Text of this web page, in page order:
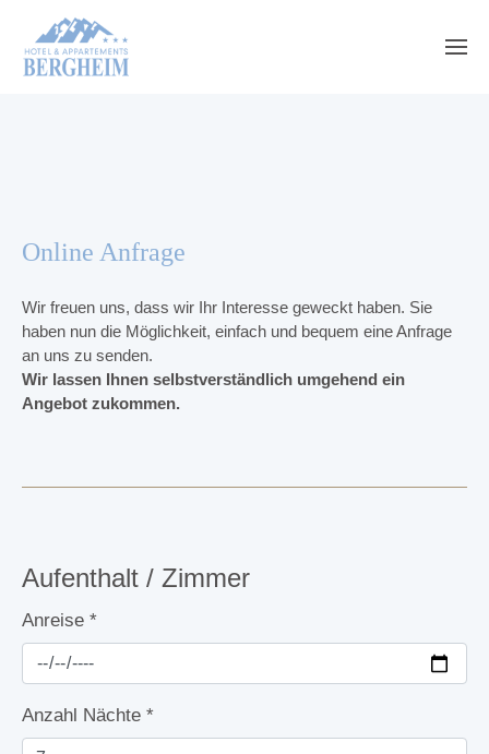
Online Anfrage
Wir freuen uns, dass wir Ihr Interesse geweckt haben. Sie
haben nun die Möglichkeit, einfach und bequem eine Anfrage
an uns zu senden.
Wir lassen Ihnen selbstverständlich umgehend ein
Angebot zukommen.
Aufenthalt / Zimmer
Anreise *
Anzahl Nächte *